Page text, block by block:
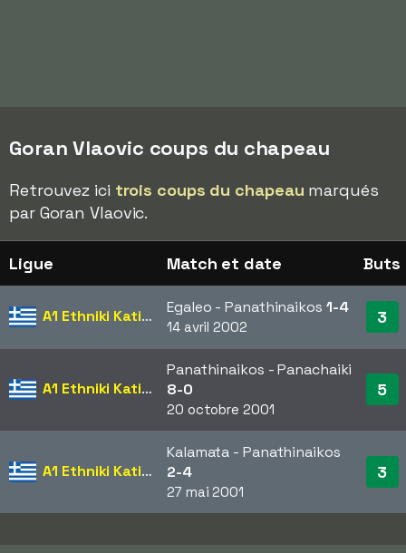
Goran Vlaovic coups du chapeau
Retrouvez ici trois coups du chapeau marqués
par Goran Vlaovic.
Ligue Match et date Buts
A1 Ethniki Katigoria Egaleo - Panathinaikos 1-4
14 avril 2002 3
A1 Ethniki Katigoria
Panathinaikos - Panachaiki
8-0
20 octobre 2001
5
A1 Ethniki Katigoria
Kalamata - Panathinaikos
2-4
27 mai 2001
3